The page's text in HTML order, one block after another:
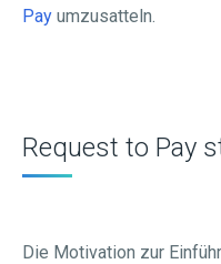
Pay umzusatteln.
Request to Pay
Die Motivation zur